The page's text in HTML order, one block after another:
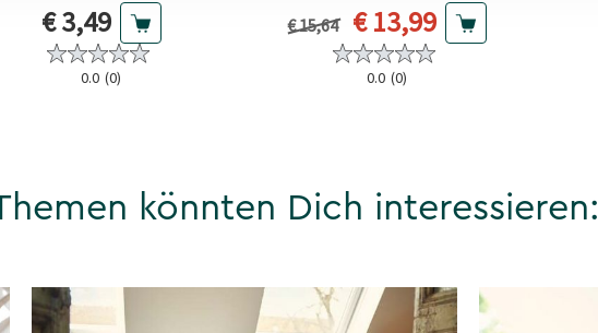
Aktueller Preis
€ 3,49
0.0 (0)
Vorheriger Preis
€ 15,64 Aktueller Preis
€ 13,99
0.0 (0)
könnten Dich interessieren: